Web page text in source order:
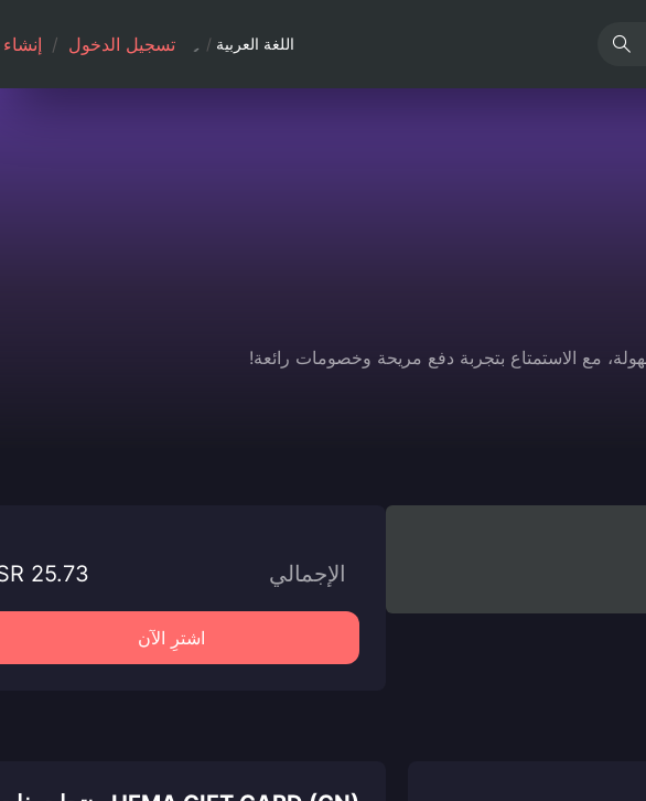
اللغة العربية / تسجيل الدخول /
الإجمالي 25.73
اشترِ الآن